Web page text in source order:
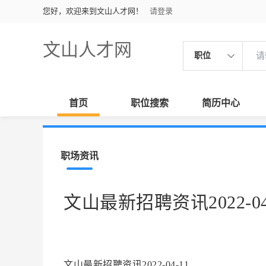
您好，欢迎来到文山人才网！ 请登录
文山人才网 职位
首页 职位搜索 简历中心
职场资讯
文山最新招聘资讯2022-